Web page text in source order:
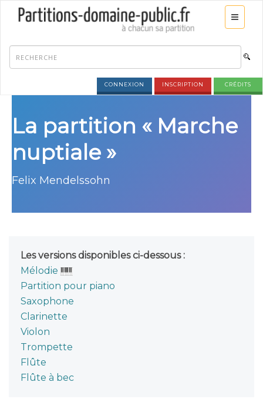
CONNEXION INSCRIPTION CRÉDITS
La partition « Marche
nuptiale »
Felix Mendelssohn
Les versions disponibles ci-dessous :
Mélodie
Partition pour piano
Saxophone
Clarinette
Violon
Trompette
Flûte
Flûte à bec